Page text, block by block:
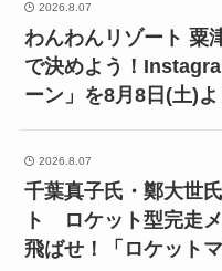
2026.8.07
わんわんリゾート 粟
で決めよう！
ーン」を8月8日(土)
2026.8.07
千葉真子氏・鄭大世
ト ロケット型完走
飛ばせ！「ロケット